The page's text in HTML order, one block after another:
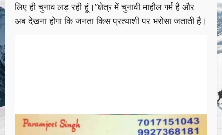
लिए ही चुनाव लड़ रही हूं।”क्षेत्र में चुनावी माहौल गर्म है और
अब देखना होगा कि जनता किस प्रत्याशी पर भरोसा जताती है।